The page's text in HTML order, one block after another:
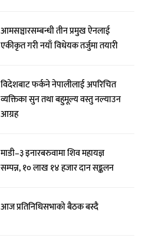
आमसञ्चारसम्बन्धी तीन प्रमुख ऐनलाई
एकीकृत गरी नयाँ विधेयक तर्जुमा तयारी
विदेशबाट फर्कने नेपालीलाई अपरिचित
व्यक्तिका सुन तथा बहुमूल्य वस्तु नल्याउन
आग्रह
माडी–३ इनारबरुवामा शिव महायज्ञ
सम्पन्न, १० लाख १४ हजार दान सङ्कलन
आज प्रतिनिधिसभाको बैठक बस्दै